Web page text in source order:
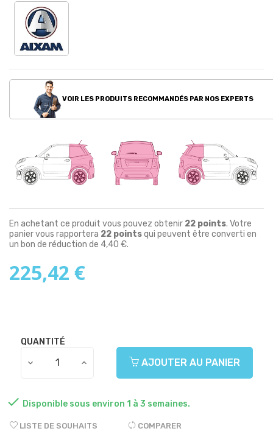
VOIR LES PRODUITS RECOMMANDÉS PAR NOS EXPERTS
En achetant ce produit vous pouvez obtenir 22 points. Votre
panier vous rapportera 22 pointsqui peuvent être converti en
un bon de réduction de 4,40 €.
225,42 €
QUANTITÉ
AJOUTER AU PANIER
 Disponible sous environ 1 à 3 semaines.
LISTE DE SOUHAITS COMPARER